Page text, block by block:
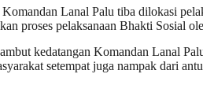
Lanal Palu tiba dilokasi
proses pelaksanaan Bhakti Sosial
kedatangan Komandan Lanal
setempat juga nampak dari